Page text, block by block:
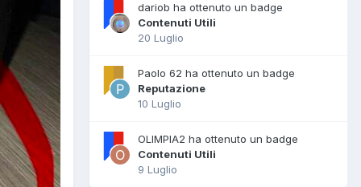
dariob ha ottenuto un badge
Contenuti Utili
20 Luglio
Paolo 62 ha ottenuto un badge
Reputazione
10 Luglio
OLIMPIA2 ha ottenuto un badge
Contenuti Utili
9 Luglio